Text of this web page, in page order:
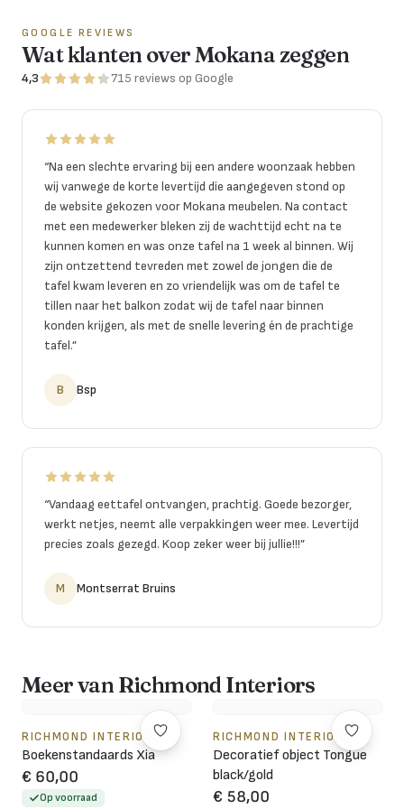
GOOGLE REVIEWS
Wat klanten over Mokana zeggen
4,3 715 reviews op Google
“Na een slechte ervaring bij een andere woonzaak hebben
wij vanwege de korte levertijd die aangegeven stond op
de website gekozen voor Mokana meubelen. Na contact
met een medewerker bleken zij de wachttijd echt na te
kunnen komen en was onze tafel na 1 week al binnen. Wij
zijn ontzettend tevreden met zowel de jongen die de
tafel kwam leveren en zo vriendelijk was om de tafel te
tillen naar het balkon zodat wij de tafel naar binnen
konden krijgen, als met de snelle levering én de prachtige
tafel.”
B Bsp
“Vandaag eettafel ontvangen, prachtig. Goede bezorger,
werkt netjes, neemt alle verpakkingen weer mee. Levertijd
precies zoals gezegd. Koop zeker weer bij jullie!!!”
M Montserrat Bruins
Meer van Richmond Interiors
RICHMOND INTERIORS
Boekenstandaards Xia
€ 60,00
Op voorraad
RICHMOND INTERIORS
Decoratief object Tongue
black/gold
€ 58,00